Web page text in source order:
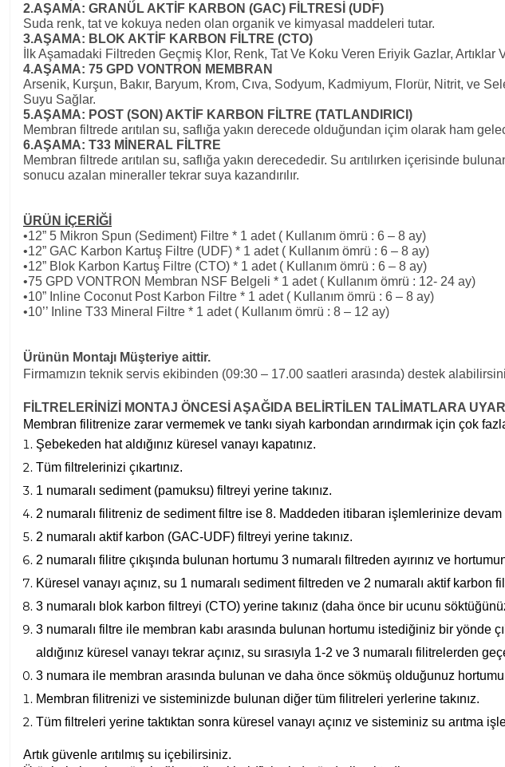
2.AŞAMA: GRANÜL AKTİF KARBON (GAC) FİLTRESİ (UDF)
Suda renk, tat ve kokuya neden olan organik ve kimyasal maddeleri tutar.
3.AŞAMA: BLOK AKTİF KARBON FİLTRE (CTO)
İlk Aşamadaki Filtreden Geçmiş Klor, Renk, Tat Ve Koku Veren Eriyik Gazlar, Artıklar
4.AŞAMA: 75 GPD VONTRON MEMBRAN
Arsenik, Kurşun, Bakır, Baryum, Krom, Cıva, Sodyum, Kadmiyum, Florür, Nitrit, ve
Suyu Sağlar.
5.AŞAMA: POST (SON) AKTİF KARBON FİLTRE (TATLANDIRICI)
Membran filtrede arıtılan su, saflığa yakın derecede olduğundan içim olarak ham
6.AŞAMA: T33 MİNERAL FİLTRE
Membran filtrede arıtılan su, saflığa yakın derecededir. Su arıtılırken içerisinde
sonucu azalan mineraller tekrar suya kazandırılır.
ÜRÜN İÇERİĞİ
•12” 5 Mikron Spun (Sediment) Filtre * 1 adet ( Kullanım ömrü : 6 – 8 ay)
•12” GAC Karbon Kartuş Filtre (UDF) * 1 adet ( Kullanım ömrü : 6 – 8 ay)
•12” Blok Karbon Kartuş Filtre (CTO) * 1 adet ( Kullanım ömrü : 6 – 8 ay)
•75 GPD VONTRON Membran NSF Belgeli * 1 adet ( Kullanım ömrü : 12- 24 ay)
•10” Inline Coconut Post Karbon Filtre * 1 adet ( Kullanım ömrü : 6 – 8 ay)
•10’’ Inline T33 Mineral Filtre * 1 adet ( Kullanım ömrü : 8 – 12 ay)
Ürünün Montajı Müşteriye aittir.
Firmamızın teknik servis ekibinden (09:30 – 17.00 saatleri arasında) destek
FİLTRELERİNİZİ MONTAJ ÖNCESİ AŞAĞIDA BELİRTİLEN TALİMATLARA
Membran filitrenize zarar vermemek ve tankı siyah karbondan arındırmak için çok
Şebekeden hat aldığınız küresel vanayı kapatınız.
Tüm filtrelerinizi çıkartınız.
1 numaralı sediment (pamuksu) filtreyi yerine takınız.
2 numaralı filitreniz de sediment filtre ise 8. Maddeden itibaran işlemlerinize
2 numaralı aktif karbon (GAC-UDF) filtreyi yerine takınız.
2 numaralı filitre çıkışında bulunan hortumu 3 numaralı filtreden ayırınız ve
Küresel vanayı açınız, su 1 numaralı sediment filtreden ve 2 numaralı aktif
3 numaralı blok karbon filtreyi (CTO) yerine takınız (daha önce bir ucunu
3 numaralı filtre ile membran kabı arasında bulunan hortumu istediğiniz bir yönde
aldığınız küresel vanayı tekrar açınız, su sırasıyla 1-2 ve 3 numaralı filitrelerden
3 numara ile membran arasında bulunan ve daha önce sökmüş olduğunuz
Membran filitrenizi ve sisteminizde bulunan diğer tüm filitreleri yerlerine takınız.
Tüm filtreleri yerine taktıktan sonra küresel vanayı açınız ve sisteminiz su arıtma
Artık güvenle arıtılmış su içebilirsiniz.